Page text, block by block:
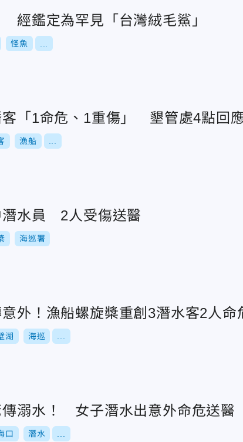
經鑑定為罕見「台灣絨毛鯊」
怪魚
客「1命危、1重傷」 墾管處4點回
漁船
潛水員 2人受傷送醫
海巡署
外！漁船螺旋槳重創3潛水客2人命
湖 海巡
傳溺水！ 女子潛水出意外命危送醫
口 潛水